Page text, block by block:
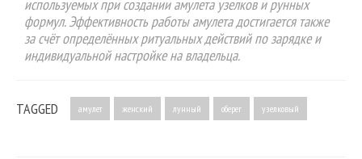
используемых при создании амулета узелков и рунных
формул. Эффективность работы амулета достигается также
за счёт определённых ритуальных действий по зарядке и
индивидуальной настройке на владельца.
TAGGED амулет женский лунный оберег узелковый